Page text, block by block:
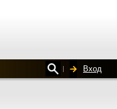
Вход